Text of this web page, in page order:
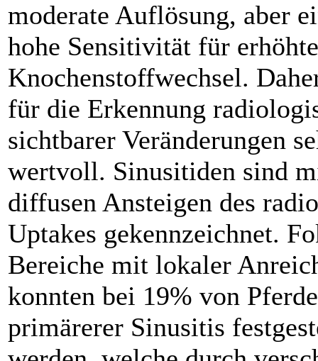
moderate Auflösung, aber
hohe Sensitivität für
Knochenstoffwechsel.
für die Erkennung
sichtbarer Veränderungen
wertvoll. Sinusitiden sind
diffusen Ansteigen des
Uptakes gekennzeichnet.
Bereiche mit lokaler
konnten bei 19% von
primärerer Sinusitis